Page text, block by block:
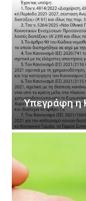
Υπεγράφη η